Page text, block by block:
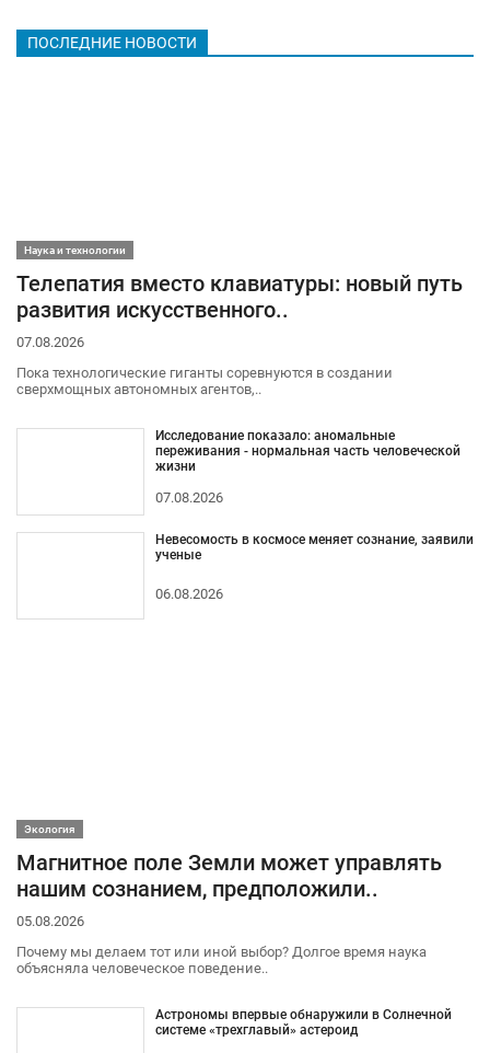
ПОСЛЕДНИЕ НОВОСТИ
Наука и технологии
Телепатия вместо клавиатуры: новый путь
развития искусственного..
07.08.2026
Пока технологические гиганты соревнуются в создании
сверхмощных автономных агентов,..
Исследование показало: аномальные
переживания - нормальная часть человеческой
жизни
07.08.2026
Невесомость в космосе меняет сознание, заявили
ученые
06.08.2026
Экология
Магнитное поле Земли может управлять
нашим сознанием, предположили..
05.08.2026
Почему мы делаем тот или иной выбор? Долгое время наука
объясняла человеческое поведение..
Астрономы впервые обнаружили в Солнечной
системе «трехглавый» астероид